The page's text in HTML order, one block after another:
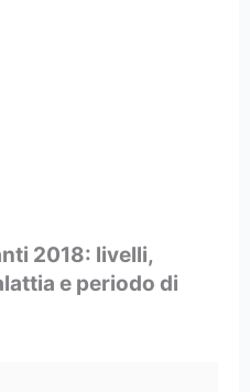
2018: livelli,
e periodo di